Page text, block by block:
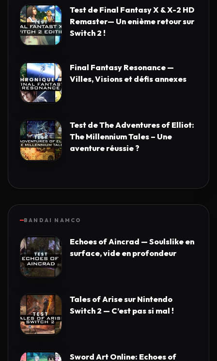
Test de Final Fantasy X & X-2 HD
Remaster— Un enième retour sur
Switch 2 !
Final Fantasy Resonance —
Villes, Visions et défis annexes
Test de The Adventures of Elliot:
The Millennium Tales – Une
aventure réussie ?
BANDAI NAMCO
Echoes of Aincrad — Soulslike en
surface, vide en profondeur
Tales of Arise sur Nintendo
Switch 2 — C’est pas si mal !
Sword Art Online: Echoes of